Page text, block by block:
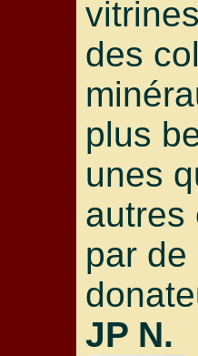
des
plus
unes
autres
par de
JP N.